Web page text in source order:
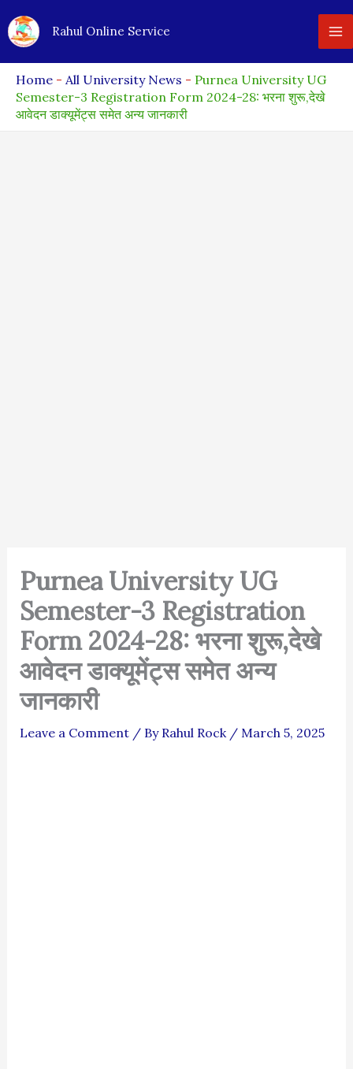
to
Rahul Online Service
Home - All University News - Purnea University UG
Semester-3 Registration Form 2024-28: भरना शुरू,देखे
आवेदन डाक्यूमेंट्स समेत अन्य जानकारी
Purnea University UG
Semester-3 Registration
Form 2024-28: भरना शुरू,देखे
आवेदन डाक्यूमेंट्स समेत अन्य
जानकारी
Leave a Comment / By Rahul Rock / March 5, 2025